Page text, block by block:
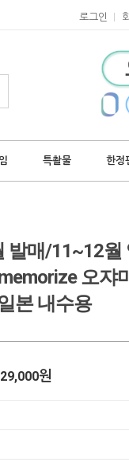
로그인
특촬물 한정
발매/11~12월
오쟈
본 내수용
원